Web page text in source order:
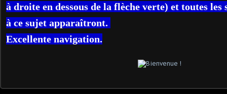
à droite en dessous de la flèche verte) et toutes les
à ce sujet apparaîtront.
Excellente navigation.